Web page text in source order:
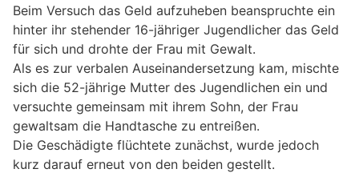
Beim Versuch das Geld aufzuheben beanspruchte ein
hinter ihr stehender 16-jähriger Jugendlicher das Geld
für sich und drohte der Frau mit Gewalt.
Als es zur verbalen Auseinandersetzung kam, mischte
sich die 52-jährige Mutter des Jugendlichen ein und
versuchte gemeinsam mit ihrem Sohn, der Frau
gewaltsam die Handtasche zu entreißen.
Die Geschädigte flüchtete zunächst, wurde jedoch
kurz darauf erneut von den beiden gestellt.